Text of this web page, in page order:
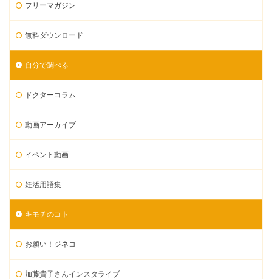
フリーマガジン
無料ダウンロード
自分で調べる
ドクターコラム
動画アーカイブ
イベント動画
妊活用語集
キモチのコト
お願い！ジネコ
加藤貴子さんインスタライブ